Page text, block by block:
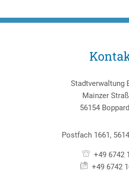
Stadtverwaltung
Mainzer
56154 Boppard
Postfach 1661,
+49 6742
+49 6742